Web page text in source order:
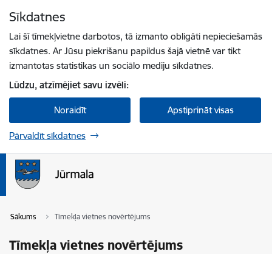
Sīkdatnes
Lai šī tīmekļvietne darbotos, tā izmanto obligāti nepieciešamās
sīkdatnes. Ar Jūsu piekrišanu papildus šajā vietnē var tikt
izmantotas statistikas un sociālo mediju sīkdatnes.
Lūdzu, atzīmējiet savu izvēli:
Noraidīt Apstiprināt visas
Pārvaldīt sīkdatnes
Sākums Tīmekļa vietnes novērtējums
Tīmekļa vietnes novērtējums